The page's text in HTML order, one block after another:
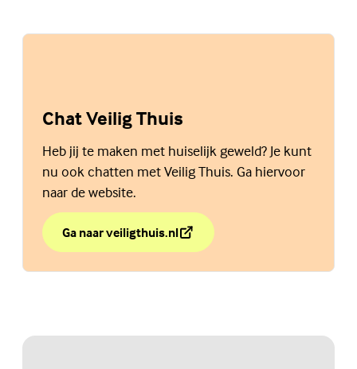
Chat Veilig Thuis
Heb jij te maken met huiselijk geweld? Je kunt
nu ook chatten met Veilig Thuis. Ga hiervoor
naar de website.
Ga naar veiligthuis.nl
over Chat Veilig Thuis
(Externe link)